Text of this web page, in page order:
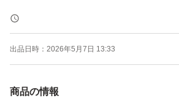
出品日時： 2026年5月7日 13:33
商品の情報